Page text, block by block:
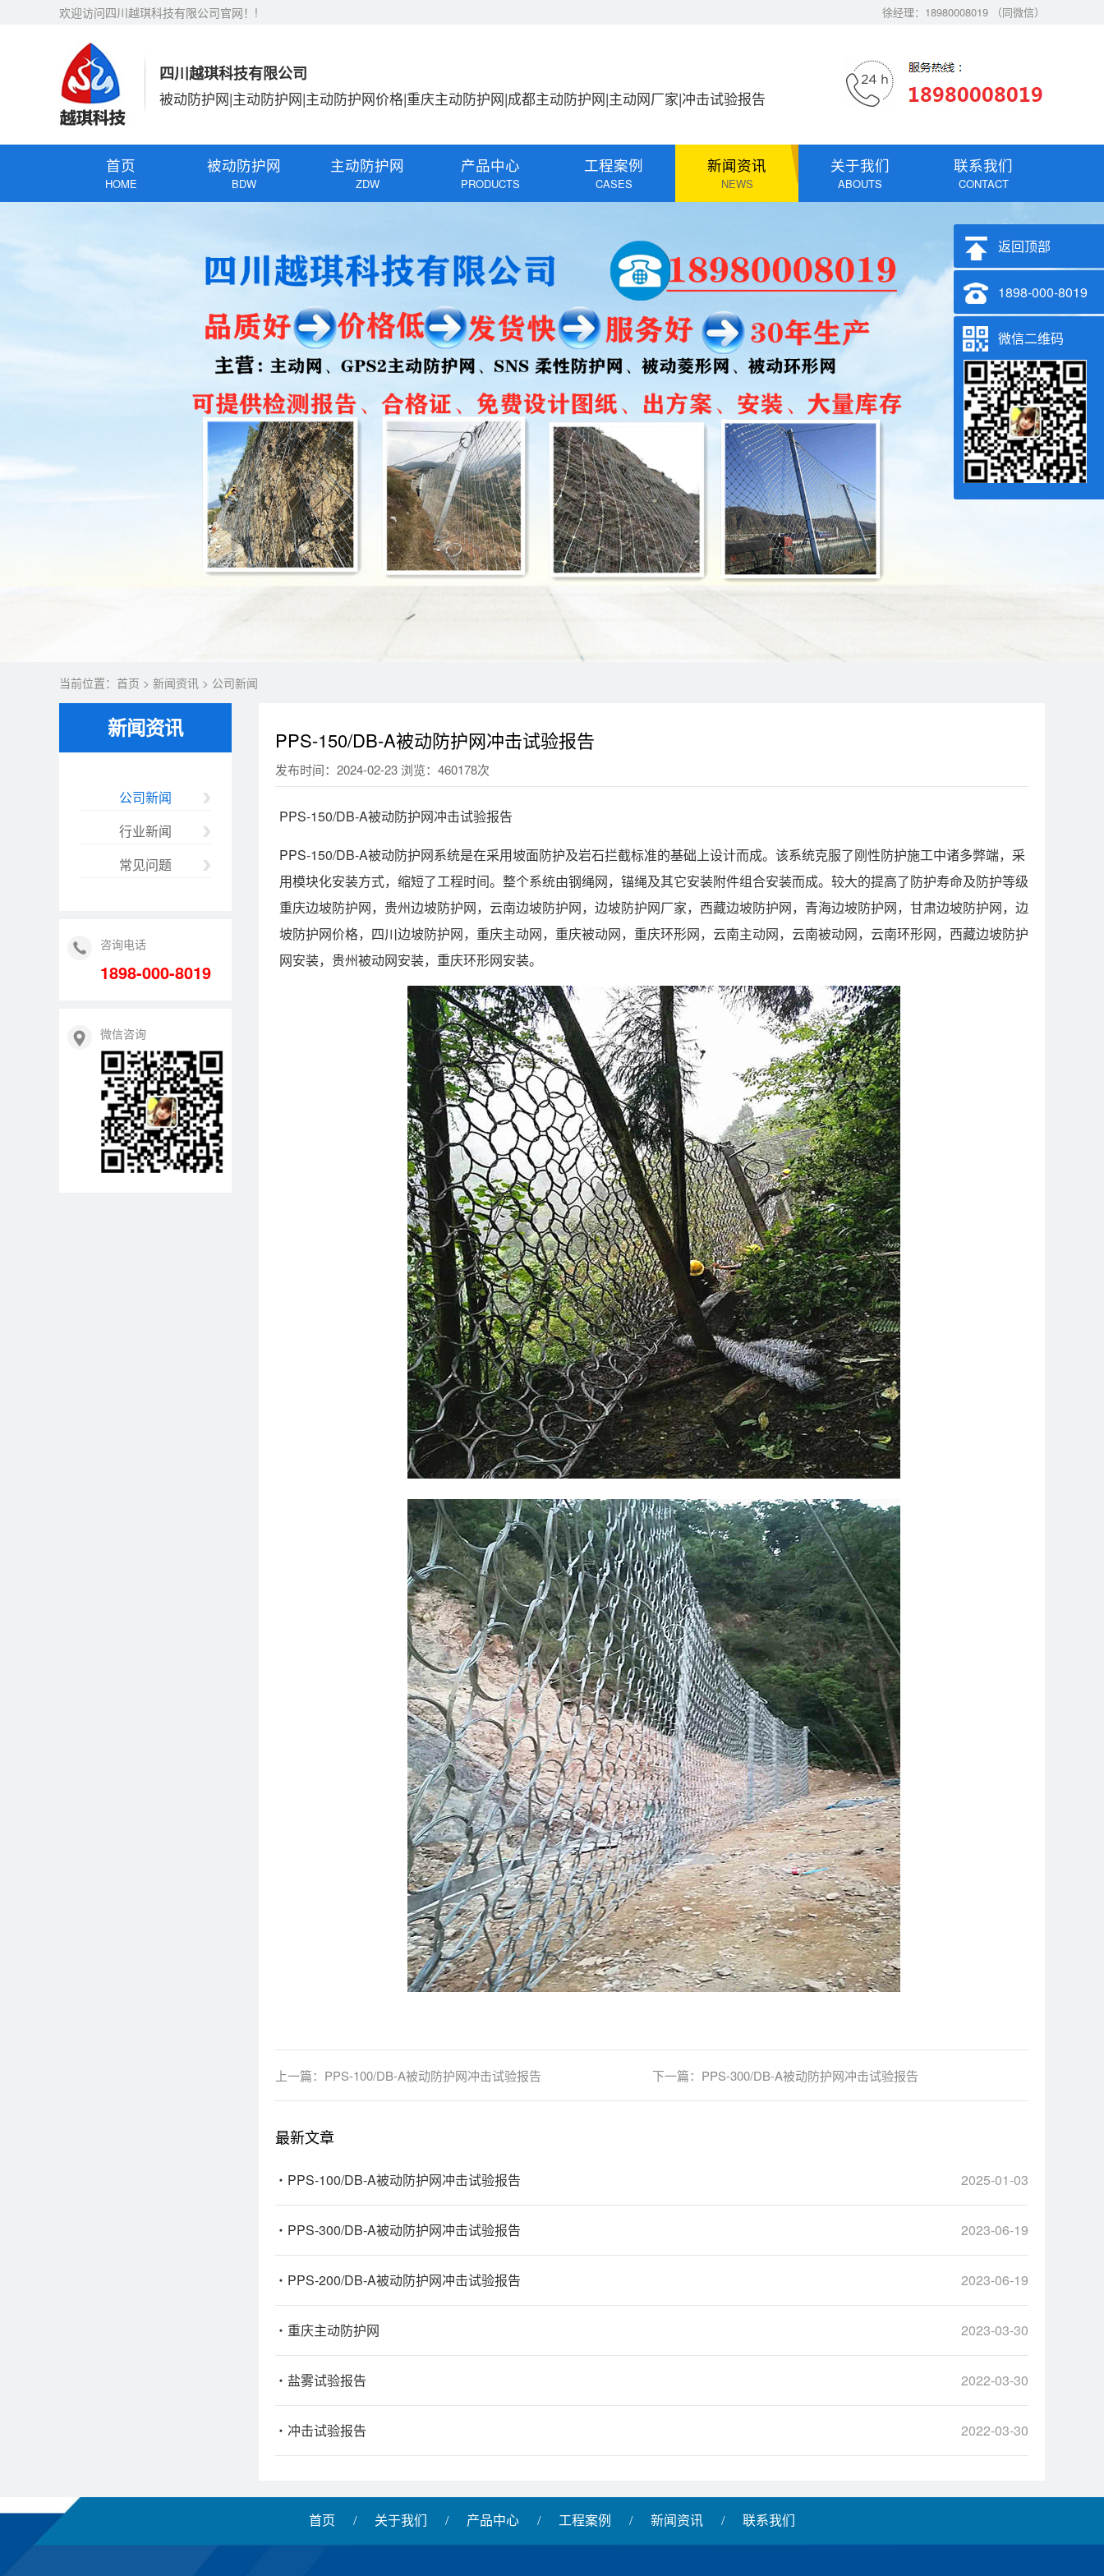
徐经理：18980008019 （同微信）
欢迎访问四川越琪科技有限公司官网！!
四川越琪科技有限公司
被动防护网|主动防护网|主动防护网价格|重庆主动防护网|成都主动防护网|主动网厂家|冲击试验报告
首页
HOME
被动防护网
BDW
主动防护网
ZDW
产品中心
PRODUCTS
工程案例
CASES
新闻资讯
NEWS
关于我们
ABOUTS
联系我们
CONTACT
当前位置： 首页 > 新闻资讯 > 公司新闻
新闻资讯
公司新闻
行业新闻
常见问题
咨询电话
1898-000-8019
微信咨询
PPS-150/DB-A被动防护网冲击试验报告
发布时间：2024-02-23 浏览：460178次
PPS-150/DB-A被动防护网冲击试验报告
PPS-150/DB-A被动防护网系统是在采用坡面防护及岩石拦截标准的基础上设计而成。该系统克服了刚性防护施工中诸多弊端，采
用模块化安装方式，缩短了工程时间。整个系统由钢绳网，锚绳及其它安装附件组合安装而成。较大的提高了防护寿命及防护等级
重庆边坡防护网，贵州边坡防护网，云南边坡防护网，边坡防护网厂家，西藏边坡防护网，青海边坡防护网，甘肃边坡防护网，边
坡防护网价格，四川边坡防护网，重庆主动网，重庆被动网，重庆环形网，云南主动网，云南被动网，云南环形网，西藏边坡防护
网安装，贵州被动网安装，重庆环形网安装。
上一篇： PPS-100/DB-A被动防护网冲击试验报告 下一篇： PPS-300/DB-A被动防护网冲击试验报告
最新文章
2025-01-03
PPS-100/DB-A被动防护网冲击试验报告
2023-06-19
PPS-300/DB-A被动防护网冲击试验报告
2023-06-19
PPS-200/DB-A被动防护网冲击试验报告
2023-03-30
重庆主动防护网
2022-03-30
盐雾试验报告
2022-03-30
冲击试验报告
首页 / 关于我们 / 产品中心 / 工程案例 / 新闻资讯 / 联系我们
返回顶部
1898-000-8019
微信二维码